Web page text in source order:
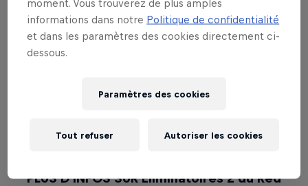
12:00PM PST/ 3:00PM EST: Ronde 4
1:00PM PST/ 4:00PM EST: Ronde 5
PLUS D'INFOS SUR Éliminatoires 2 du Red
moment. Vous trouverez de plus amples
informations dans notre Politique de confidentialité
et dans les paramètres des cookies directement ci-
dessous.
Paramètres des cookies
Tout refuser Autoriser les cookies